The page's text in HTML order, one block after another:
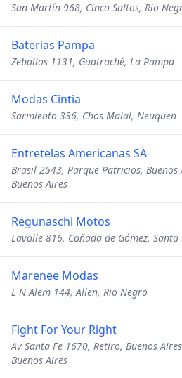
San Martín 968, Cinco Saltos, Rio
Baterias Pampa
Zeballos 1131, Guatraché, La Pampa
Modas Cintia
Sarmiento 336, Chos Malal, Neuquen
Entretelas Americanas SA
Brasil 2543, Parque Patricios, Buenos
Buenos Aires
Regunaschi Motos
Lavalle 816, Cañada de Gómez, Santa
Marenee Modas
L N Alem 144, Allen, Rio Negro
Fight For Your Right
Av Santa Fe 1670, Retiro, Buenos
Buenos Aires